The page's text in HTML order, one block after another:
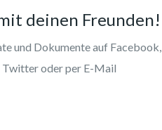
deinen Freunden!
und Dokumente auf Facebook,
Twitter oder per E-Mail